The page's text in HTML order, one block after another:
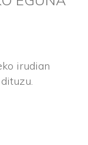
irudian